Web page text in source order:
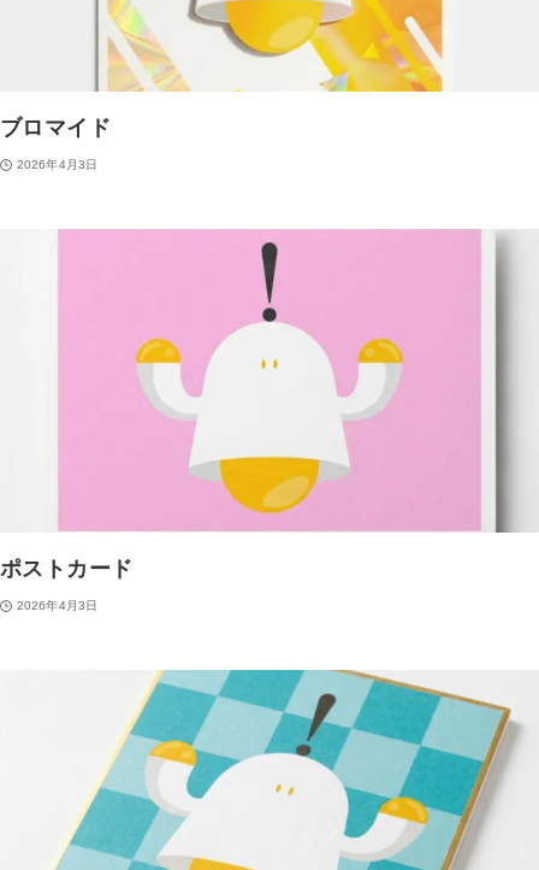
ブロマイド
2026年4月3日
ポストカード
2026年4月3日